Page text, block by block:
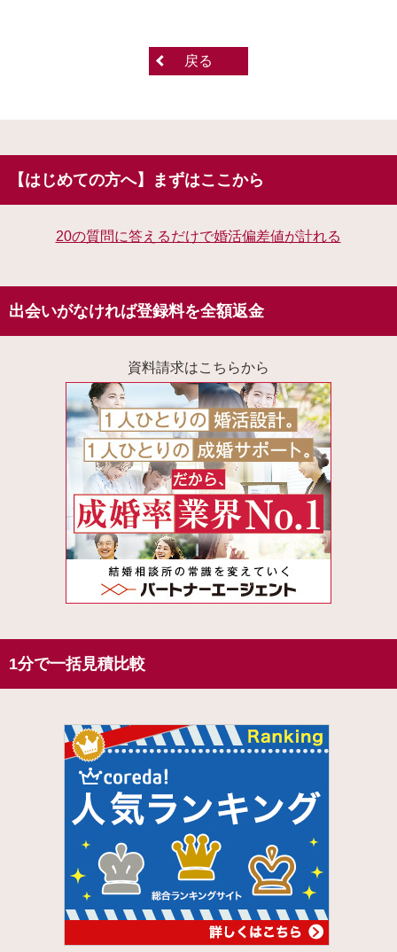
戻る
【はじめての方へ】まずはここから
20の質問に答えるだけで婚活偏差値が計れる
出会いがなければ登録料を全額返金
資料請求はこちらから
1分で一括見積比較